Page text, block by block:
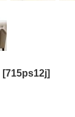
[715ps12j]